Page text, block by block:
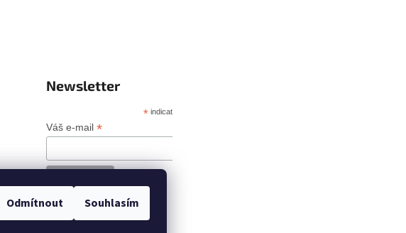
Odmítnout Souhlasím
Newsletter
*indicates required
Váš e-mail *